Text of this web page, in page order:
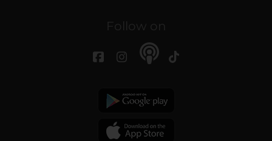
Follow on